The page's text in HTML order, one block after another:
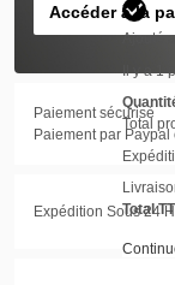
Ajouté
Il y a 1
Total
Total
Accéder à la
Paiement sécurisé
Paiement par Paypal
Expédition Sous 24 H